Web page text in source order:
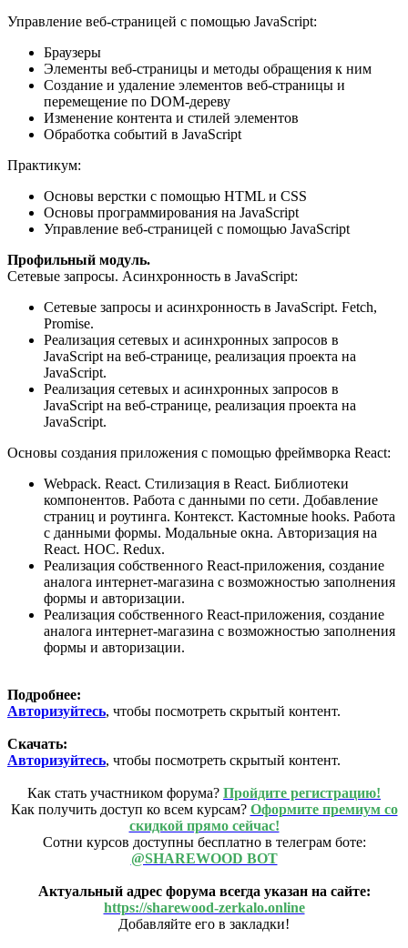
Управление веб-страницей с помощью JavaScript:
Браузеры
Элементы веб-страницы и методы обращения к ним
Создание и удаление элементов веб-страницы и
перемещение по DOM-дереву
Изменение контента и стилей элементов
Обработка событий в JavaScript
Практикум:
Основы верстки с помощью HTML и CSS
Основы программирования на JavaScript
Управление веб-страницей с помощью JavaScript
Профильный модуль.
Сетевые запросы. Асинхронность в JavaScript:
Сетевые запросы и асинхронность в JavaScript. Fetch,
Promise.
Реализация сетевых и асинхронных запросов в
JavaScript на веб-странице, реализация проекта на
JavaScript.
Реализация сетевых и асинхронных запросов в
JavaScript на веб-странице, реализация проекта на
JavaScript.
Основы создания приложения с помощью фреймворка React:
Webpack. React. Стилизация в React. Библиотеки
компонентов. Работа с данными по сети. Добавление
страниц и роутинга. Контекст. Кастомные hooks. Работа
с данными формы. Модальные окна. Авторизация на
React. HOC. Redux.
Реализация собственного React-приложения, создание
аналога интернет-магазина с возможностью заполнения
формы и авторизации.
Реализация собственного React-приложения, создание
аналога интернет-магазина с возможностью заполнения
формы и авторизации.
Подробнее:
Авторизуйтесь, чтобы посмотреть скрытый контент.
Скачать:
Авторизуйтесь, чтобы посмотреть скрытый контент.
Как стать участником форума? Пройдите регистрацию!
Как получить доступ ко всем курсам? Оформите премиум со
скидкой прямо сейчас!
Сотни курсов доступны бесплатно в телеграм боте:
@SHAREWOOD BOT
Актуальный адрес форума всегда указан на сайте:
https://sharewood-zerkalo.online
Добавляйте его в закладки!